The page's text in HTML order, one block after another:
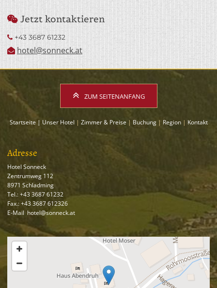
 Jetzt kontaktieren
 +43 3687 61232
 hotel@sonneck.at
ZUM SEITENANFANG
Startseite| Unser Hotel | Zimmer & Preise | Buchung | Region | Kontakt
Adresse
Hotel Sonneck
Zentrumweg 112
8971 Schladming
Tel.:+43 3687 61232
Fax.:+43 3687 612326
E-Mail: hotel@sonneck.at